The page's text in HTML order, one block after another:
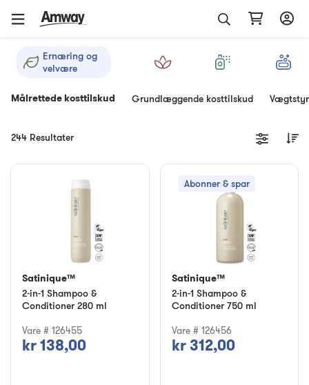
Ernæring og
velvære
Målrettede kosttilskud Grundlæggende kosttilskud
244 Resultater
Satinique™
2-in-1 Shampoo &
Conditioner 280 ml
Vare # 126455
kr 138,00
Abonner & spar
Satinique™
2-in-1 Shampoo &
Conditioner 750 ml
Vare # 126456
kr 312,00